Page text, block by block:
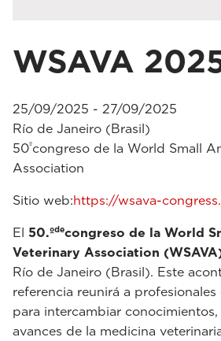
WSAVA
25/09/2025 - 27/09/2025
Río de Janeiro (Brasil)
50ºcongreso de la World Small
Association
Sitio web:https://wsava-
El 50.ºdecongreso de la World
Veterinary Association
Río de Janeiro (Brasil). Este
referencia reunirá a
para intercambiar
avances de la medicina